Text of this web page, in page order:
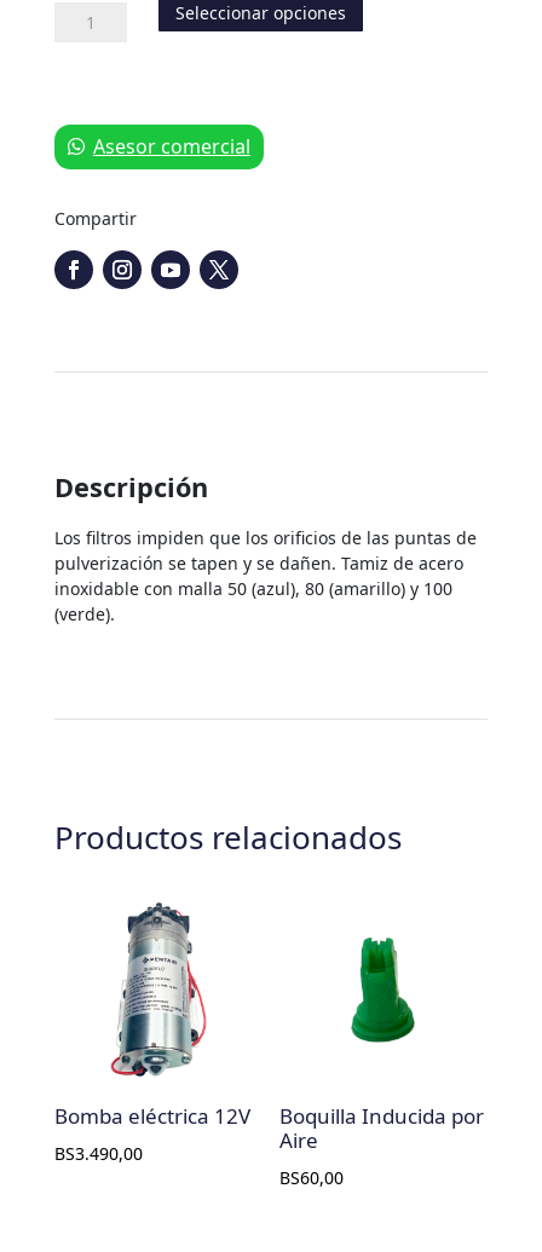
Filtro
Seleccionar opciones
Asesor comercial
Compartir
Descripción
Los filtros impiden que los orificios de las puntas de
pulverización se tapen y se dañen. Tamiz de acero
inoxidable con malla 50 (azul), 80 (amarillo) y 100
(verde).
Productos relacionados
Bomba eléctrica 12V
BS3.490,00
Boquilla Inducida por
Aire
BS60,00